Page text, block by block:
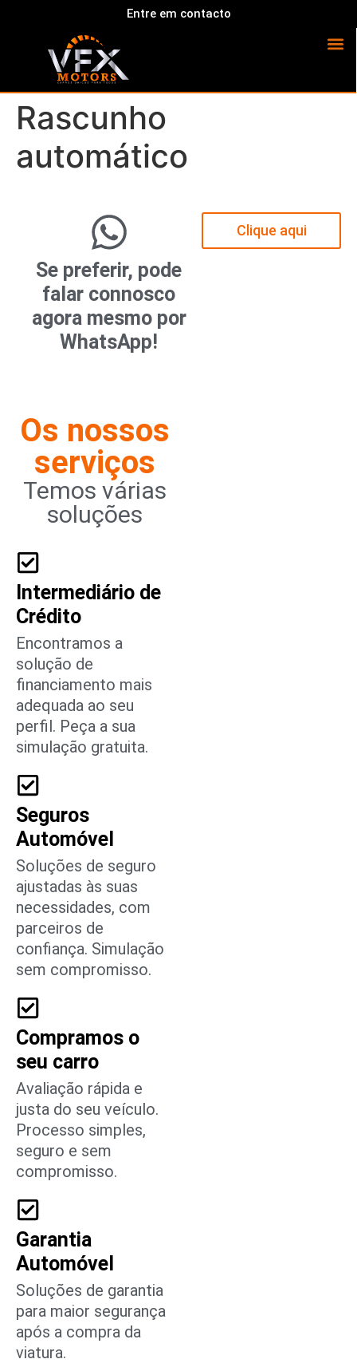
Entre em contacto
Rascunho
automático
Se preferir, pode
falar connosco
agora mesmo por
WhatsApp!
Clique aqui
Os nossos
serviços
Temos várias
soluções
Intermediário de
Crédito
Encontramos a
solução de
financiamento mais
adequada ao seu
perfil. Peça a sua
simulação gratuita.
Seguros
Automóvel
Soluções de seguro
ajustadas às suas
necessidades, com
parceiros de
confiança. Simulação
sem compromisso.
Compramos o
seu carro
Avaliação rápida e
justa do seu veículo.
Processo simples,
seguro e sem
compromisso.
Garantia
Automóvel
Soluções de garantia
para maior segurança
após a compra da
viatura.